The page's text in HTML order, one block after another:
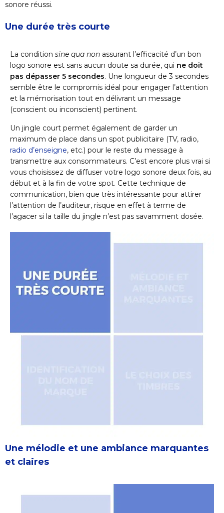
sonore réussi.
Une durée très courte
La condition sine qua non assurant l’efficacité d’un bon
logo sonore est sans aucun doute sa durée, qui ne doit
pas dépasser 5 secondes. Une longueur de 3 secondes
semble être le compromis idéal pour engager l’attention
et la mémorisation tout en délivrant un message
(conscient ou inconscient) pertinent.
Un jingle court permet également de garder un
maximum de place dans un spot publicitaire (TV, radio,
radio d’enseigne, etc.) pour le reste du message à
transmettre aux consommateurs. C’est encore plus vrai si
vous choisissez de diffuser votre logo sonore deux fois, au
début et à la fin de votre spot. Cette technique de
communication, bien que très intéressante pour attirer
l’attention de l’auditeur, risque en effet à terme de
l’agacer si la taille du jingle n’est pas savamment dosée.
Une mélodie et une ambiance marquantes
et claires